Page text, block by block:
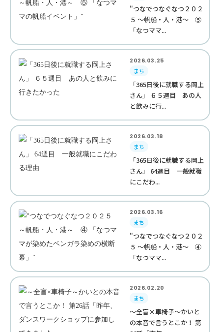
"つなでつなぐなつ２０２
５ ～帆船・人・港～ ⑤
「なつママ...
2026.03.25
まち
「365日後に就職する岡上
さん」 ６５週目 あの人
と飲みに行...
2026.03.18
まち
「365日後に就職する岡上
さん」 64週目 一般就職
にこだわ...
2026.03.16
まち
"つなでつなぐなつ２０２
５ ～帆船・人・港～ ④
「なつママ...
2026.02.20
まち
～全盲×車椅子～かいと
の本音で言うとこか！ 第